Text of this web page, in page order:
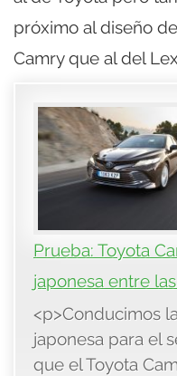
próximo al diseño
Camry que al del
Prueba: Toyota
japonesa entre
<p>Conducimos
japonesa para el
que el Toyota